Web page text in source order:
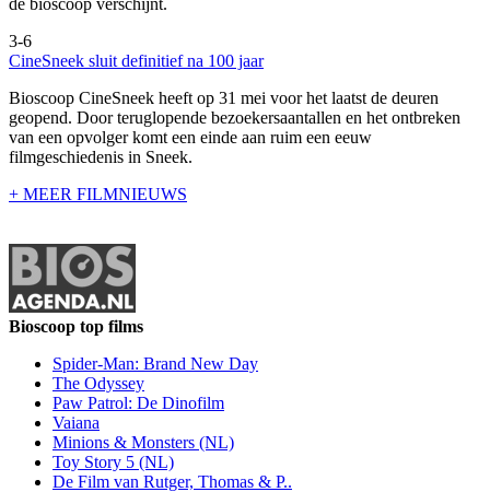
de bioscoop verschijnt.
3-6
CineSneek sluit definitief na 100 jaar
Bioscoop CineSneek heeft op 31 mei voor het laatst de deuren
geopend. Door teruglopende bezoekersaantallen en het ontbreken
van een opvolger komt een einde aan ruim een eeuw
filmgeschiedenis in Sneek.
+ MEER FILMNIEUWS
Bioscoop top films
Spider-Man: Brand New Day
The Odyssey
Paw Patrol: De Dinofilm
Vaiana
Minions & Monsters (NL)
Toy Story 5 (NL)
De Film van Rutger, Thomas & P..